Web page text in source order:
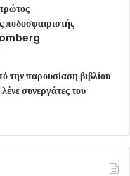
ποδοσφαιριστής
παρουσίαση βιβλίου
συνεργάτες του